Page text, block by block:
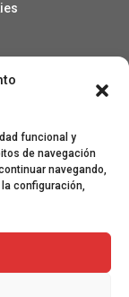
funcional y
de navegación
navegando,
configuración,
Pertusa,
Sesé